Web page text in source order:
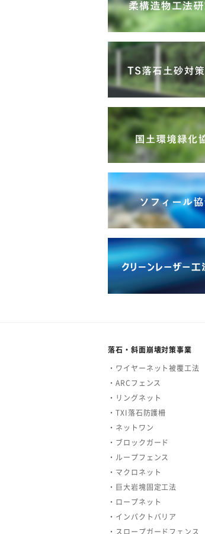
落石・斜面崩壊対策事業
・ワイヤーネット被覆工法
・ARCフェンス
・リングネット
・TXI落石防護柵
・ネットワン
・ブロックガード
・ループフェンス
・マクロネット
・巨大岩塊固定工法
・ロープネット
・インパクトバリア
・スロープガードフェンス